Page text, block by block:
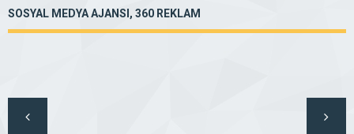
SOSYAL MEDYA AJANSI, 360 REKLAM